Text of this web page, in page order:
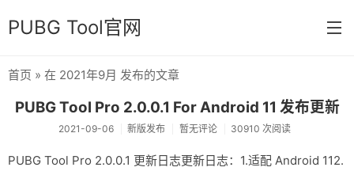
PUBG Tool官网
分类
杂七杂八
首页 » 在 2021年9月 发布的文章
PUBG Tool Pro 2.0.0.1 For Android 11 发布更新
2021-09-06 新版发布 暂无评论 30910 次阅读
PUBG Tool Pro 2.0.0.1 更新日志更新日志：1.适配 Android 112.